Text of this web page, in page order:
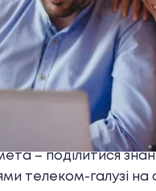
працювати з
сервісами,
процесами через
кейси й стандарти
національних
– поділитися
телеком-галузі на